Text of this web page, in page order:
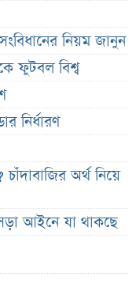
নিয়ম জানুন
ফুটবল বিশ্ব
নির্ধারণ
অর্থ নিয়ে
আইনে যা থাকছে
দেখা যাবে